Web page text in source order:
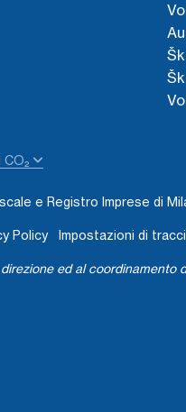
e Registro Imprese di
Policy Impostazioni di
ed al coordinamento